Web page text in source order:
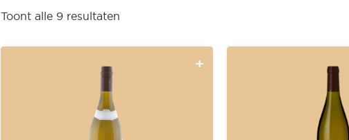
Toont alle 9 resultaten